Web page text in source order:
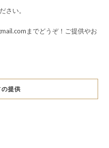
さい。
までどうぞ！ご提供やお
提供